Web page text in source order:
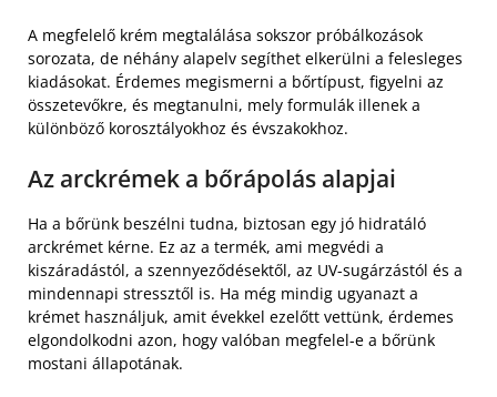
A megfelelő krém megtalálása sokszor próbálkozások
sorozata, de néhány alapelv segíthet elkerülni a felesleges
kiadásokat. Érdemes megismerni a bőrtípust, figyelni az
összetevőkre, és megtanulni, mely formulák illenek a
különböző korosztályokhoz és évszakokhoz.
Az arckrémek a bőrápolás alapjai
Ha a bőrünk beszélni tudna, biztosan egy jó hidratáló
arckrémet kérne. Ez az a termék, ami megvédi a
kiszáradástól, a szennyeződésektől, az UV-sugárzástól és a
mindennapi stressztől is. Ha még mindig ugyanazt a
krémet használjuk, amit évekkel ezelőtt vettünk, érdemes
elgondolkodni azon, hogy valóban megfelel-e a bőrünk
mostani állapotának.